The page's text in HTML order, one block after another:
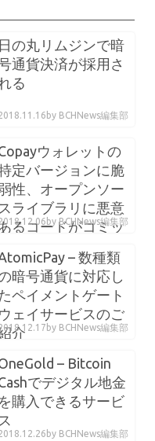
日の丸リムジンで暗
通貨決済が採用さ
る
by BCHNews編集部
ウォレットの
定バージョンに脆
性、オープンソー
スライブラリに悪意
るコードがコミッ
by BCHNews編集部
– 数種類
暗号通貨に対応し
ペイメントゲート
ウェイサービスのご
介
by BCHNews編集部
– Bitcoin
でデジタル地金
を購入できるサービ
ス
by BCHNews編集部